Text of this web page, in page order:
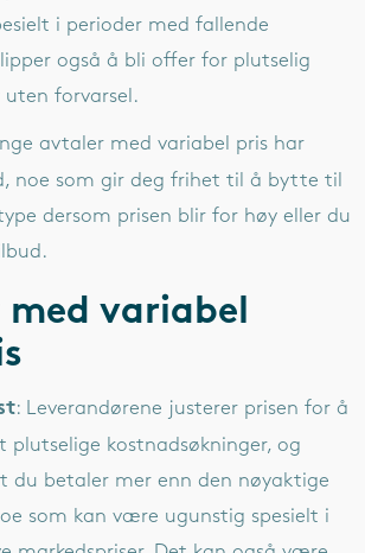
i perioder med fallende
også å bli offer for plutselig
uten forvarsel.
avtaler med variabel pris har
noe som gir deg frihet til å bytte til
dersom prisen blir for høy eller du
med variabel
: Leverandørene justerer prisen for å
plutselige kostnadsøkninger, og
du betaler mer enn den nøyaktige
som kan være ugunstig spesielt i